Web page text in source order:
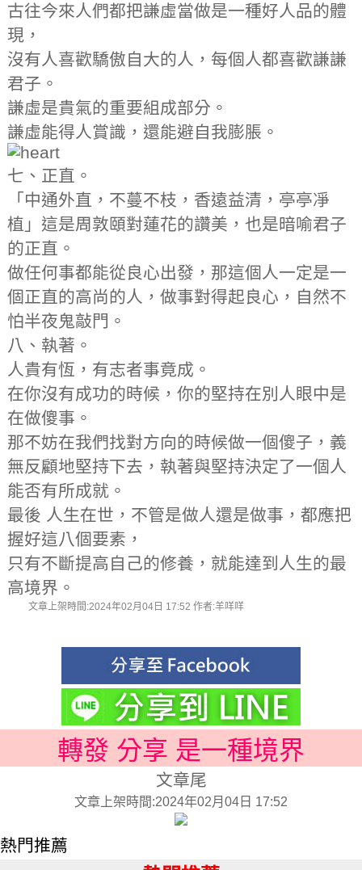
古往今來人們都把謙虛當做是一種好人品的體
現，
沒有人喜歡驕傲自大的人，每個人都喜歡謙謙
君子。
謙虛是貴氣的重要組成部分。
謙虛能得人賞識，還能避自我膨脹。
七、正直。
「中通外直，不蔓不枝，香遠益清，亭亭凈
植」這是周敦頤對蓮花的讚美，也是暗喻君子
的正直。
做任何事都能從良心出發，那這個人一定是一
個正直的高尚的人，做事對得起良心，自然不
怕半夜鬼敲門。
八、執著。
人貴有恆，有志者事竟成。
在你沒有成功的時候，你的堅持在別人眼中是
在做傻事。
那不妨在我們找對方向的時候做一個傻子，義
無反顧地堅持下去，執著與堅持決定了一個人
能否有所成就。
最後 人生在世，不管是做人還是做事，都應把
握好這八個要素，
只有不斷提高自己的修養，就能達到人生的最
高境界。
文章上架時間:2024年02月04日 17:52 作者:羊咩咩
轉發 分享 是一種境界
文章尾
文章上架時間:2024年02月04日 17:52
熱門推薦